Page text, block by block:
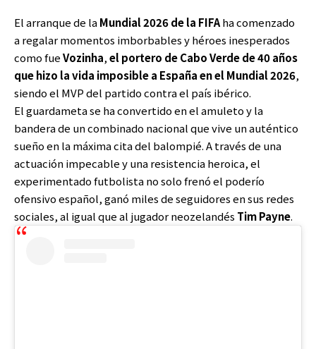
El arranque de laMundial 2026de la FIFAha comenzado
a regalar momentos imborbables y héroes inesperados
como fueVozinha,el portero de Cabo Verde de 40 años
que hizo la vida imposible a España en el Mundial 2026,
siendo el MVP del partido contra el país ibérico.
El guardameta se ha convertido en el amuleto y la
bandera de un combinado nacional que vive un auténtico
sueño en la máxima cita del balompié. A través de una
actuación impecable y una resistencia heroica, el
experimentado futbolista no solo frenó el poderío
ofensivo español, ganó miles de seguidores en sus redes
sociales, al igual que al jugador neozelandés Tim Payne.